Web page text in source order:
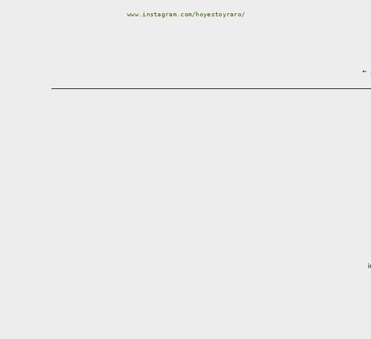
www.instagram.com/hoyestoyraro/
←